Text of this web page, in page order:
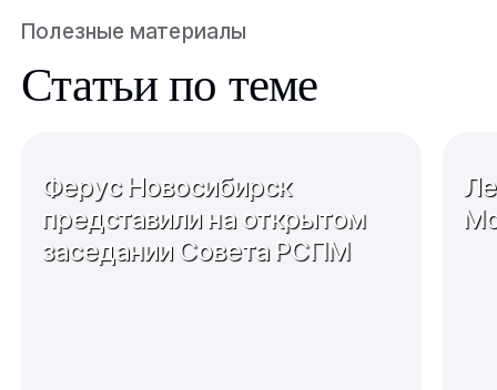
Полезные материалы
Статьи по теме
Ферус Новосибирск
представили на открытом
заседании Совета РСПМ